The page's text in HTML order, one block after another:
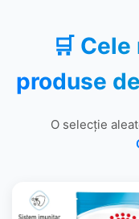
🛒
produse
O selecție